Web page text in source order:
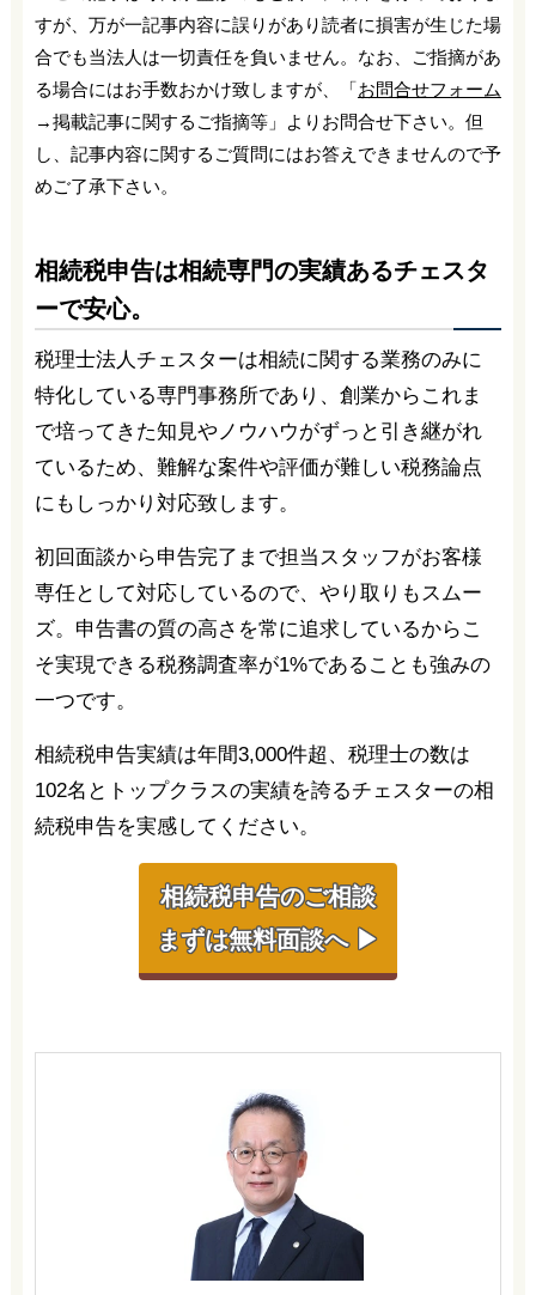
すが、万が一記事内容に誤りがあり読者に損害が生じた場
合でも当法人は一切責任を負いません。なお、ご指摘があ
る場合にはお手数おかけ致しますが、「お問合せフォーム
→掲載記事に関するご指摘等」よりお問合せ下さい。但
し、記事内容に関するご質問にはお答えできませんので予
めご了承下さい。
相続税申告は相続専門の実績あるチェスタ
ーで安心。
税理士法人チェスターは相続に関する業務のみに
特化している専門事務所であり、創業からこれま
で培ってきた知見やノウハウがずっと引き継がれ
ているため、難解な案件や評価が難しい税務論点
にもしっかり対応致します。
初回面談から申告完了まで担当スタッフがお客様
専任として対応しているので、やり取りもスムー
ズ。申告書の質の高さを常に追求しているからこ
そ実現できる税務調査率が1%であることも強みの
一つです。
相続税申告実績は年間3,000件超、税理士の数は
102名とトップクラスの実績を誇るチェスターの相
続税申告を実感してください。
相続税申告のご相談
まずは無料面談へ ▶